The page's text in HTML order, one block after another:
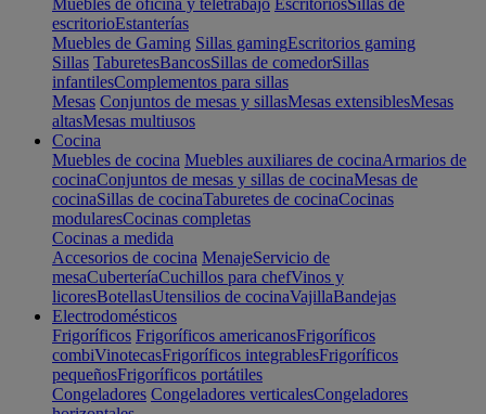
Muebles de oficina y teletrabajo EscritoriosSillas de
escritorioEstanterías
Muebles de Gaming Sillas gamingEscritorios gaming
Sillas TaburetesBancosSillas de comedorSillas
infantilesComplementos para sillas
Mesas Conjuntos de mesas y sillasMesas extensiblesMesas
altasMesas multiusos
Cocina
Muebles de cocina Muebles auxiliares de cocinaArmarios de
cocinaConjuntos de mesas y sillas de cocinaMesas de
cocinaSillas de cocinaTaburetes de cocinaCocinas
modularesCocinas completas
Cocinas a medida
Accesorios de cocina MenajeServicio de
mesaCuberteríaCuchillos para chefVinos y
licoresBotellasUtensilios de cocinaVajillaBandejas
Electrodomésticos
Frigoríficos Frigoríficos americanosFrigoríficos
combiVinotecasFrigoríficos integrablesFrigoríficos
pequeñosFrigoríficos portátiles
Congeladores Congeladores verticalesCongeladores